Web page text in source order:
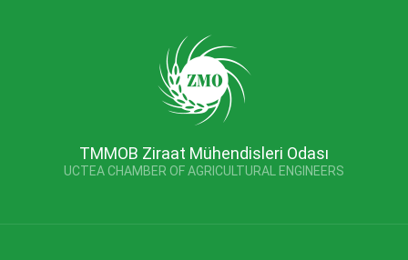
TMMOB Ziraat Mühendisleri Odası
UCTEA CHAMBER OF AGRICULTURAL ENGINEERS